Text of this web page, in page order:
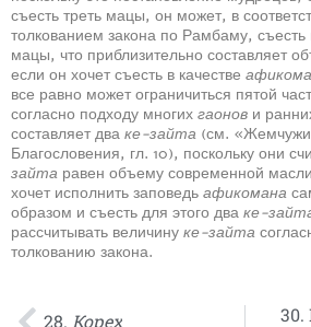
съесть треть мацы, он может, в
толкованием закона по Рамбаму,
мацы, что приблизительно составляет
если он хочет съесть в качестве
все равно может ограничиться пятой
согласно подходу многих гаонов и
составляет два ке-зайта (см.
Благословения, гл. 10), поскольку они
зайта равен объему современной
хочет исполнить заповедь афикомана
образом и съесть для этого два ке-
рассчитывать величину ке-зайта
толкованию закона.
28. Корех
30.